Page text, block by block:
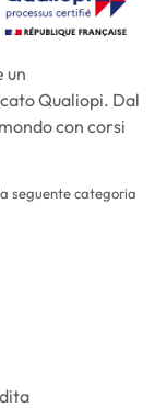
un
Qualiopi. Dal
con corsi
seguente categoria